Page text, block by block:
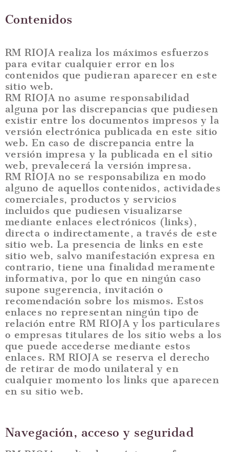
Contenidos
RM RIOJA realiza los máximos esfuerzos
para evitar cualquier error en los
contenidos que pudieran aparecer en este
sitio web.
RM RIOJA no asume responsabilidad
alguna por las discrepancias que pudiesen
existir entre los documentos impresos y la
versión electrónica publicada en este sitio
web. En caso de discrepancia entre la
versión impresa y la publicada en el sitio
web, prevalecerá la versión impresa.
RM RIOJA no se responsabiliza en modo
alguno de aquellos contenidos, actividades
comerciales, productos y servicios
incluidos que pudiesen visualizarse
mediante enlaces electrónicos (links),
directa o indirectamente, a través de este
sitio web. La presencia de links en este
sitio web, salvo manifestación expresa en
contrario, tiene una finalidad meramente
informativa, por lo que en ningún caso
supone sugerencia, invitación o
recomendación sobre los mismos. Estos
enlaces no representan ningún tipo de
relación entre RM RIOJA y los particulares
o empresas titulares de los sitio webs a los
que puede accederse mediante estos
enlaces. RM RIOJA se reserva el derecho
de retirar de modo unilateral y en
cualquier momento los links que aparecen
en su sitio web.
Navegación, acceso y seguridad